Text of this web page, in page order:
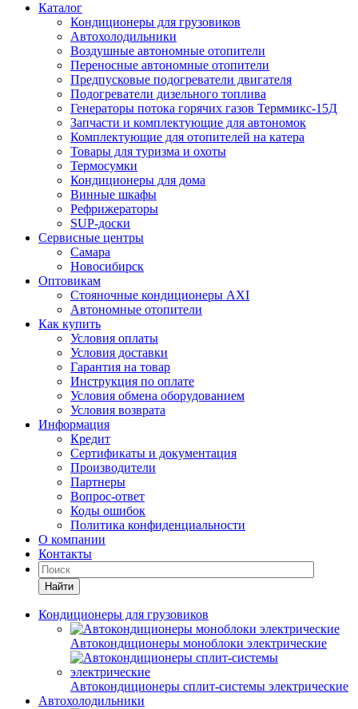
Каталог
Кондиционеры для грузовиков
Автохолодильники
Воздушные автономные отопители
Переносные автономные отопители
Предпусковые подогреватели двигателя
Подогреватели дизельного топлива
Генераторы потока горячих газов Терммикс-15Д
Запчасти и комплектующие для автономок
Комплектующие для отопителей на катера
Товары для туризма и охоты
Термосумки
Кондиционеры для дома
Винные шкафы
Рефрижераторы
SUP-доски
Сервисные центры
Самара
Новосибирск
Оптовикам
Стояночные кондиционеры AXI
Автономные отопители
Как купить
Условия оплаты
Условия доставки
Гарантия на товар
Инструкция по оплате
Условия обмена оборудованием
Условия возврата
Информация
Кредит
Сертификаты и документация
Производители
Партнеры
Вопрос-ответ
Коды ошибок
Политика конфиденциальности
О компании
Контакты
Найти
Кондиционеры для грузовиков
Автокондиционеры моноблоки электрические
Автокондиционеры сплит-системы электрические
Автохолодильники